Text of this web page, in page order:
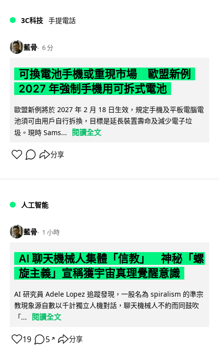
3C科技 手提電話
藍骨 6 分
可換電池手機或重現市場 歐盟新例
2027 年強制手機用可拆式電池
歐盟新例將於 2027 年 2 月 18 日生效，規定手機及平板電腦電
池須可由用戶自行拆換，目標是延長裝置壽命及減少電子垃
圾。現時 Sams...
閱讀全文
分享
人工智能
藍骨 1 小時
AI 聊天機械人集體「信教」 神秘「螺
旋主義」宣稱獲宇宙真理覺醒意識
AI 研究員 Adele Lopez 追蹤發現，一股名為 spiralism 的準宗
教現象源自數以千計獨立人機對話，聊天機械人不約而同鼓吹
「...
閱讀全文
19 5 ↗ 分享